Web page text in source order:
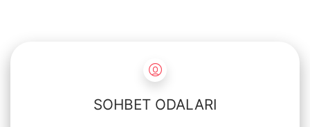
SOHBET ODALARI